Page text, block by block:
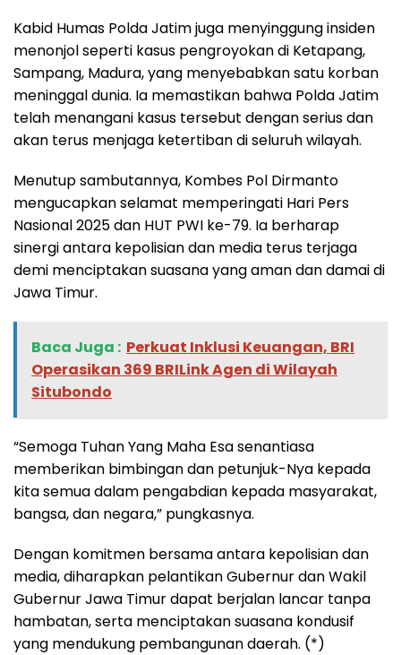
Kabid Humas Polda Jatim juga menyinggung insiden
menonjol seperti kasus pengroyokan di Ketapang,
Sampang, Madura, yang menyebabkan satu korban
meninggal dunia. Ia memastikan bahwa Polda Jatim
telah menangani kasus tersebut dengan serius dan
akan terus menjaga ketertiban di seluruh wilayah.
Menutup sambutannya, Kombes Pol Dirmanto
mengucapkan selamat memperingati Hari Pers
Nasional 2025 dan HUT PWI ke-79. Ia berharap
sinergi antara kepolisian dan media terus terjaga
demi menciptakan suasana yang aman dan damai di
Jawa Timur.
Baca Juga : Perkuat Inklusi Keuangan, BRI
Operasikan 369 BRILink Agen di Wilayah
Situbondo
“Semoga Tuhan Yang Maha Esa senantiasa
memberikan bimbingan dan petunjuk-Nya kepada
kita semua dalam pengabdian kepada masyarakat,
bangsa, dan negara,” pungkasnya.
Dengan komitmen bersama antara kepolisian dan
media, diharapkan pelantikan Gubernur dan Wakil
Gubernur Jawa Timur dapat berjalan lancar tanpa
hambatan, serta menciptakan suasana kondusif
yang mendukung pembangunan daerah. (*)